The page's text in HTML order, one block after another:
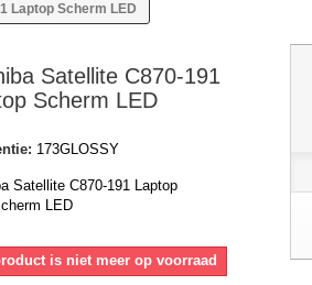
Laptop Scherm LED
Satellite C870-191
Scherm LED
173GLOSSY
Satellite C870-191 Laptop
LED
is niet meer op voorraad